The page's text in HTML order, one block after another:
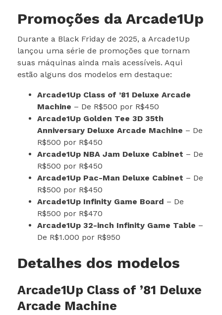
Promoções da Arcade1Up
Durante a Black Friday de 2025, a Arcade1Up
lançou uma série de promoções que tornam
suas máquinas ainda mais acessíveis. Aqui
estão alguns dos modelos em destaque:
Arcade1Up Class of ’81 Deluxe Arcade
Machine – De R$500 por R$450
Arcade1Up Golden Tee 3D 35th
Anniversary Deluxe Arcade Machine – De
R$500 por R$450
Arcade1Up NBA Jam Deluxe Cabinet – De
R$500 por R$450
Arcade1Up Pac-Man Deluxe Cabinet – De
R$500 por R$450
Arcade1Up Infinity Game Board – De
R$500 por R$470
Arcade1Up 32-inch Infinity Game Table –
De R$1.000 por R$950
Detalhes dos modelos
Arcade1Up Class of ’81 Deluxe
Arcade Machine